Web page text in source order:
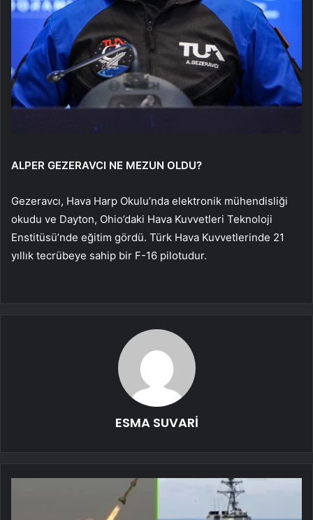
ALPER GEZERAVCI NE MEZUN OLDU?
Gezeravcı, Hava Harp Okulu’nda elektronik mühendisliği
okudu ve Dayton, Ohio’daki Hava Kuvvetleri Teknoloji
Enstitüsü’nde eğitim gördü. Türk Hava Kuvvetlerinde 21
yıllık tecrübeye sahip bir F-16 pilotudur.
ESMA SUVARİ